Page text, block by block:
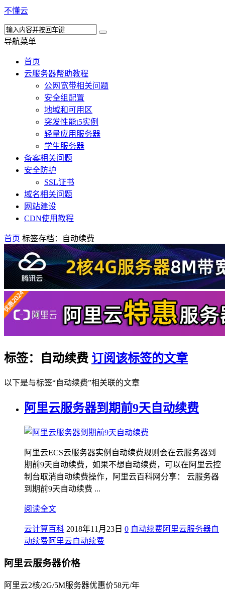
不懂云
导航菜单
首页
云服务器帮助教程
公网宽带相关问题
安全组配置
地域和可用区
突发性能t5实例
轻量应用服务器
学生服务器
备案相关问题
安全防护
SSL证书
域名相关问题
网站建设
CDN使用教程
首页 标签存档：自动续费
标签：自动续费 订阅该标签的文章
以下是与标签“自动续费”相关联的文章
阿里云服务器到期前9天自动续费
阿里云ECS云服务器实例自动续费规则会在云服务器到
期前9天自动续费，如果不想自动续费，可以在阿里云控
制台取消自动续费操作，阿里云百科网分享： 云服务器
到期前9天自动续费 ...
阅读全文
云计算百科 2018年11月23日 0 自动续费 阿里云服务器自
动续费 阿里云自动续费
阿里云服务器价格
阿里云2核/2G/5M服务器优惠价58元/年